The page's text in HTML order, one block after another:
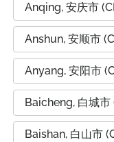
Anqing, 安庆市
Anshun, 安顺市
Anyang, 安阳市
Baicheng, 白城市
Baishan, 白山市